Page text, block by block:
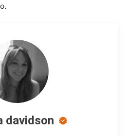
davidson